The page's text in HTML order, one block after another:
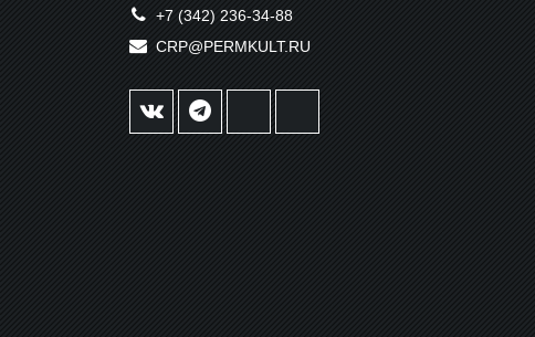
+7 (342) 236-34-88
CRP@PERMKULT.RU